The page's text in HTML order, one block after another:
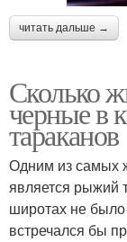
читать дальше →
Сколько
черные в
тараканов
Одним из самых
является рыжий
широтах не
встречался бы